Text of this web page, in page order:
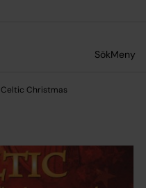
SökMeny
Celtic Christmas